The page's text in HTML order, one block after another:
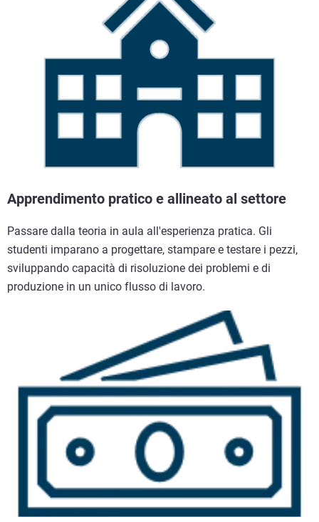
Apprendimento pratico e allineato al settore
Passare dalla teoria in aula all'esperienza pratica. Gli
studenti imparano a progettare, stampare e testare i pezzi,
sviluppando capacità di risoluzione dei problemi e di
produzione in un unico flusso di lavoro.